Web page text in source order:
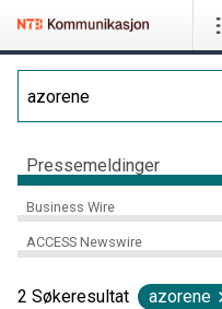
Pressemeldinger
Business Wire
ACCESS Newswire
2 Søkeresultat azorene